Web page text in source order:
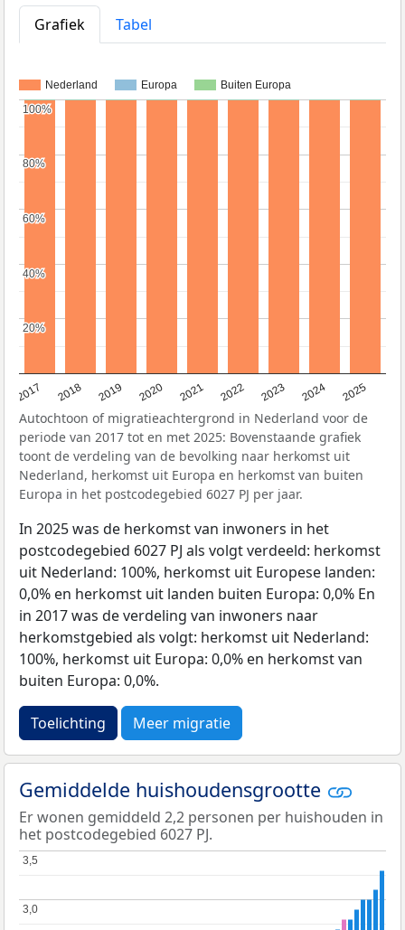
Grafiek
Tabel
Nederland Europa Buiten Europa
2017 2018 2019 2020 2021 2022 2023 2024 2025
20%
20%
40%
40%
60%
60%
80%
80%
100%
100%
Autochtoon of migratieachtergrond in Nederland voor de
periode van 2017 tot en met 2025: Bovenstaande grafiek
toont de verdeling van de bevolking naar herkomst uit
Nederland, herkomst uit Europa en herkomst van buiten
Europa in het postcodegebied 6027 PJ per jaar.
In 2025 was de herkomst van inwoners in het
postcodegebied 6027 PJ als volgt verdeeld: herkomst
uit Nederland: 100%, herkomst uit Europese landen:
0,0% en herkomst uit landen buiten Europa: 0,0% En
in 2017 was de verdeling van inwoners naar
herkomstgebied als volgt: herkomst uit Nederland:
100%, herkomst uit Europa: 0,0% en herkomst van
buiten Europa: 0,0%.
Toelichting Meer migratie
Gemiddelde huishoudensgrootte
Er wonen gemiddeld 2,2 personen per huishouden in
het postcodegebied 6027 PJ.
3,0
3,0
3,5
3,5